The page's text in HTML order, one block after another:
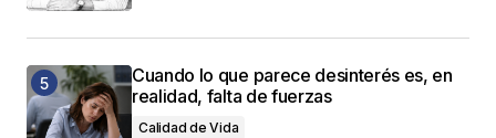
Cuando lo que parece desinterés es, en
realidad, falta de fuerzas
Calidad de Vida